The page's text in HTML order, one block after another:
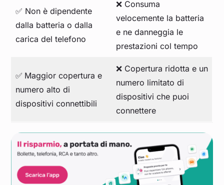
✅ Non è dipendente
dalla batteria o dalla
carica del telefono
❌ Consuma
velocemente la batteria
e ne danneggia le
prestazioni col tempo
✅ Maggior copertura e
numero alto di
dispositivi connettibili
❌ Copertura ridotta e un
numero limitato di
dispositivi che puoi
connettere